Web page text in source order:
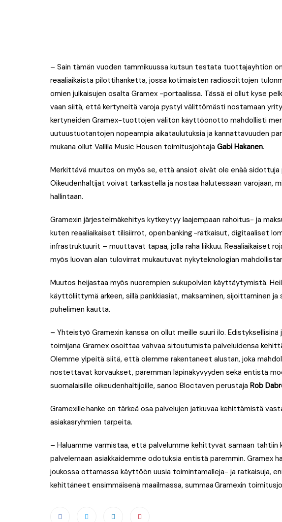
– Sain tämän vuoden tammikuussa kutsun testata tuottajayhtiön
reaaliaikaista pilottihanketta, jossa kotimaisten radiosoittojen
omien julkaisujen osalta Gramex -portaalissa. Tässä ei ollut kyse
vaan siitä, että kertyneitä varoja pystyi välittömästi nostamaan
kertyneiden Gramex-tuottojen välitön käyttöönotto mahdollisti
uutuustuotantojen nopeampia aikataulutuksia ja kannattavuuden
mukana ollut Vallila Music Housen toimitusjohtaja Gabi Hakanen.
Merkittävä muutos on myös se, että ansiot eivät ole enää sidottuja
Oikeudenhaltijat voivat tarkastella ja nostaa halutessaan varojaan,
hallintaan.
Gramexin järjestelmäkehitys kytkeytyy laajempaan rahoitus- ja
kuten reaaliaikaiset tilisiirrot, open banking -ratkaisut, digitaaliset
infrastruktuurit – muuttavat tapaa, jolla raha liikkuu. Reaaliaikaiset
myös luovan alan tulovirrat mukautuvat nykyteknologian
Muutos heijastaa myös nuorempien sukupolvien käyttäytymistä.
käyttöliittymä arkeen, sillä pankkiasiat, maksaminen, sijoittaminen
puhelimen kautta.
– Yhteistyö Gramexin kanssa on ollut meille suuri ilo.
toimijana Gramex osoittaa vahvaa sitoutumista palveluidensa
Olemme ylpeitä siitä, että olemme rakentaneet alustan, joka
nostettavat korvaukset, paremman läpinäkyvyyden sekä entistä
suomalaisille oikeudenhaltijoille, sanoo Bloctaven perustaja Rob
Gramexille hanke on tärkeä osa palvelujen jatkuvaa kehittämistä
asiakasryhmien tarpeita.
– Haluamme varmistaa, että palvelumme kehittyvät samaan tahtiin
palvelemaan asiakkaidemme odotuksia entistä paremmin. Gramex
joukossa ottamassa käyttöön uusia toimintamalleja- ja ratkaisuja,
kehittäneet ensimmäisenä maailmassa, summaa Gramexin